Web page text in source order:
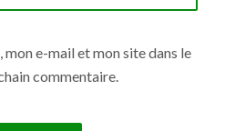
e-mail et mon site dans le
commentaire.